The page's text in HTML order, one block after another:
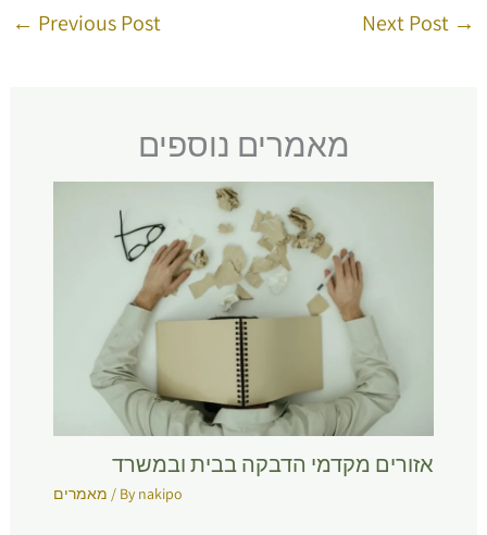
← Previous Post Next Post →
מאמרים נוספים
אזורים מקדמי הדבקה בבית ובמשרד
מאמרים / Bynakipo